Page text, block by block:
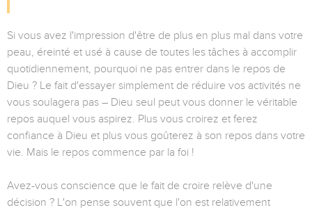
Si vous avez l'impression d'être de plus en plus mal dans votre
peau, éreinté et usé à cause de toutes les tâches à accomplir
quotidiennement, pourquoi ne pas entrer dans le repos de
Dieu ? Le fait d'essayer simplement de réduire vos activités ne
vous soulagera pas – Dieu seul peut vous donner le véritable
repos auquel vous aspirez. Plus vous croirez et ferez
confiance à Dieu et plus vous goûterez à son repos dans votre
vie. Mais le repos commence par la foi !
Avez-vous conscience que le fait de croire relève d'une
décision ? L'on pense souvent que l'on est relativement